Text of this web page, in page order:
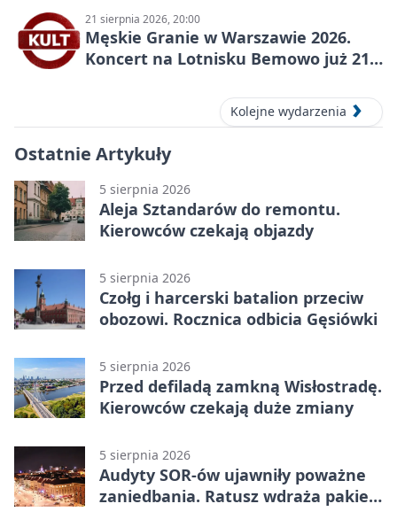
21 sierpnia 2026, 20:00
Męskie Granie w Warszawie 2026.
Koncert na Lotnisku Bemowo już 21
Kolejne wydarzenia
Ostatnie Artykuły
5 sierpnia 2026
Aleja Sztandarów do remontu.
Kierowców czekają objazdy
5 sierpnia 2026
Czołg i harcerski batalion przeciw
obozowi. Rocznica odbicia Gęsiówki
5 sierpnia 2026
Przed defiladą zamkną Wisłostradę.
Kierowców czekają duże zmiany
5 sierpnia 2026
Audyty SOR-ów ujawniły poważne
zaniedbania. Ratusz wdraża pakiet